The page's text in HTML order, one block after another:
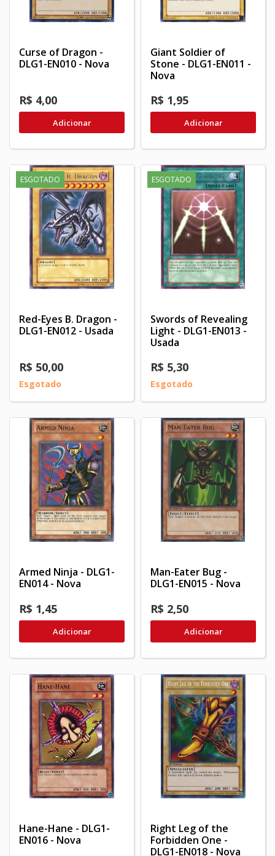
Curse of Dragon -
DLG1-EN010 - Nova
R$ 4,00
Adicionar
Giant Soldier of
Stone - DLG1-EN011 -
Nova
R$ 1,95
Adicionar
ESGOTADO
Red-Eyes B. Dragon -
DLG1-EN012 - Usada
R$ 50,00
Esgotado
ESGOTADO
Swords of Revealing
Light - DLG1-EN013 -
Usada
R$ 5,30
Esgotado
Armed Ninja - DLG1-
EN014 - Nova
R$ 1,45
Adicionar
Man-Eater Bug -
DLG1-EN015 - Nova
R$ 2,50
Adicionar
Hane-Hane - DLG1-
EN016 - Nova
Right Leg of the
Forbidden One -
DLG1-EN018 - Nova